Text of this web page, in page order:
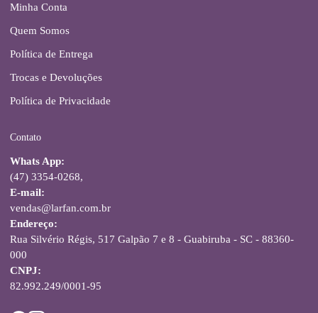
Minha Conta
Quem Somos
Política de Entrega
Trocas e Devoluções
Política de Privacidade
Contato
Whats App:
(47) 3354-0268,
E-mail:
vendas@larfan.com.br
Endereço:
Rua Silvério Régis, 517 Galpão 7 e 8 - Guabiruba - SC - 88360-
000
CNPJ:
82.992.249/0001-95